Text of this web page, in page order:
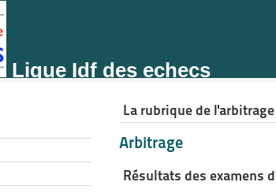
Ligue Idf des echecs
La rubrique de l'arbitrage
Arbitrage
Résultats des examens